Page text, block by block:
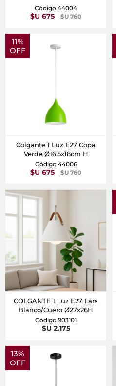
Código 44004
$U 675 $U 760
11%
OFF
Colgante 1 Luz E27 Copa
Verde Ø16.5x18cm H
Código 44006
$U 675 $U 760
COLGANTE 1 Luz E27 Lars
Blanco/Cuero Ø27x26H
Código 903101
$U 2.175
13%
OFF